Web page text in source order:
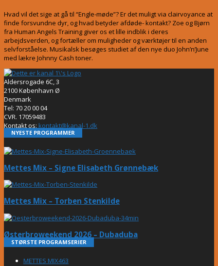
Hvad vil det sige at gå til “Engle-møde”? Er det muligt via clairvoyance at
finde forsvundne dyr, og hvad betyder afdøde- kontakt? Zoe og Bjørn
fra Human Angels Training giver os et lille indblik i deres
arbejdsverden, og fortæller om muligheder og værktøjer til en anden
selvforståelse. Musikalsk besøges studiet af den nye duo John’n’June
med lækre Johnny Cash toner.
Aldersrogade 6C, 3
2100 København Ø
Denmark
Tel: 70 20 00 04
CVR. 17059483
Kontakt os: kontakt@kanal-1.dk
NYESTE PROGRAMMER
Mettes Mix – Signe Elisabeth Grønnebæk
Mettes Mix – Torben Stenkilde
Østerbroweekend 2026 – Dubaduba
STØRSTE PROGRAMSERIER
METTES MIX463